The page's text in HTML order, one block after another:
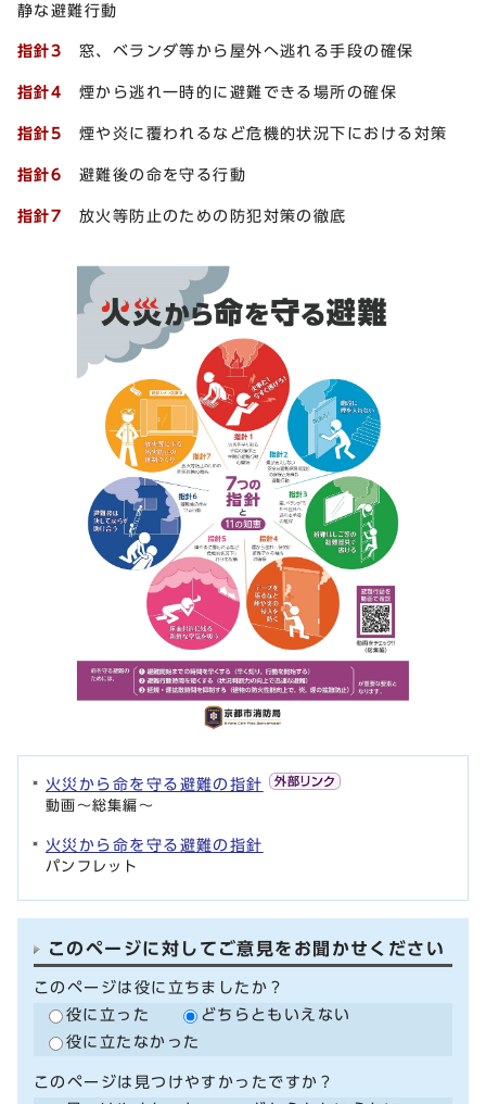
静な避難行動
指針3 窓、ベランダ等から屋外へ逃れる手段の確保
指針4 煙から逃れ一時的に避難できる場所の確保
指針5 煙や炎に覆われるなど危機的状況下における対策
指針6 避難後の命を守る行動
指針7 放火等防止のための防犯対策の徹底
火災から命を守る避難の指針
動画～総集編～
火災から命を守る避難の指針
パンフレット
このページに対してご意見をお聞かせください
このページは役に立ちましたか？
役に立った
どちらともいえない
役に立たなかった
このページは見つけやすかったですか？